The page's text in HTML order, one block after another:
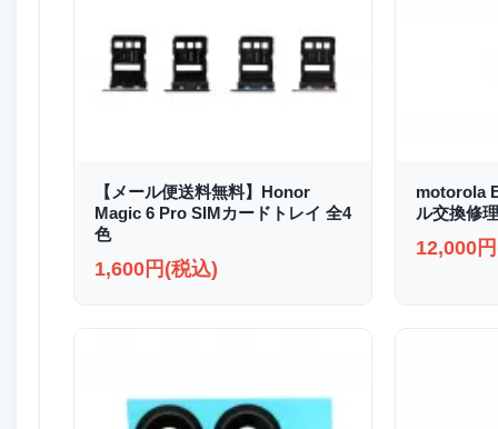
【メール便送料無料】Honor
Magic 6 Pro SIMカードトレイ 全4
色
1,600円(税込)
motorola
ル交換修
12,000